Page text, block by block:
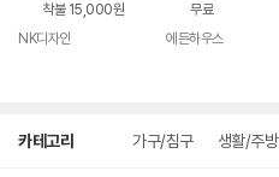
착불 15,000원
NK디자인
무료
에든하우스
카테고리 가구/침구 생활/주방